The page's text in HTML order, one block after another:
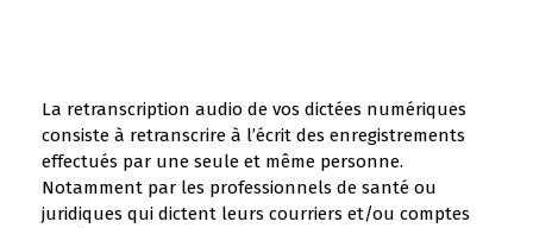
La retranscription audio de vos dictées numériques
consiste à retranscrire à l’écrit des enregistrements
effectués par une seule et même personne.
Notamment par les professionnels de santé ou
juridiques qui dictent leurs courriers et/ou comptes